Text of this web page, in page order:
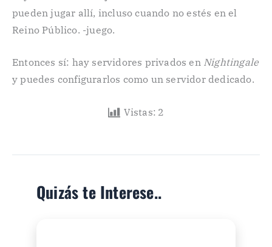
pueden jugar allí, incluso cuando no estés en el
Reino Público. -juego.
Entonces sí: hay servidores privados en Nightingale
y puedes configurarlos como un servidor dedicado.
Vistas: 2
Quizás te Interese..